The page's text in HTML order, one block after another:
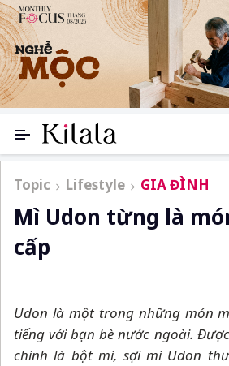
Topic Lifestyle GIA ĐÌNH
Mì Udon từng là
cấp
Udon là một trong những món
tiếng với bạn bè nước ngoài.
chính là bột mì, sợi mì Udon